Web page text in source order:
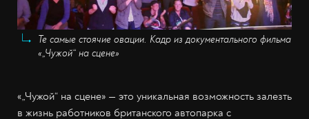
Те самые стоячие овации. Кадр из документального фильма
«„Чужой“ на сцене»
«„Чужой“ на сцене» — это уникальная возможность залезть
в жизнь работников британского автопарка с